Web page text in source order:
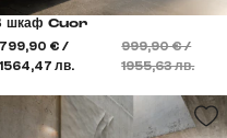
шкаф Cuor
799,90 € /
1564,47 лв.
999,90 € /
1955,63 лв.